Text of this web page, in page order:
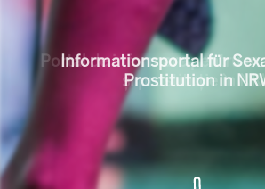
Portal de informare pentru
și prostituție în